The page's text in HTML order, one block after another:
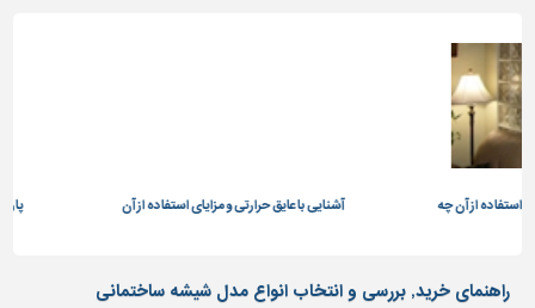
از آن چه آشنایی با عایق حرارتی و مزایای استفاده از آن
راهنمای خرید, بررسی و انتخاب انواع مدل شیشه ساختمانی